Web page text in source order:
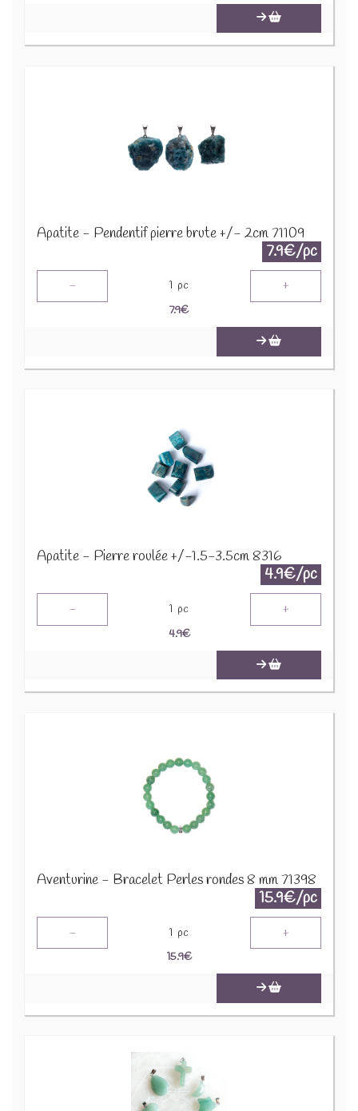
Apatite - Pendentif pierre brute +/- 2cm 71109
7.9€/pc
- 1 pc +
7.9€
Apatite - Pierre roulée +/-1.5-3.5cm 8316
4.9€/pc
- 1 pc +
4.9€
Aventurine - Bracelet Perles rondes 8 mm 71398
15.9€/pc
- 1 pc +
15.9€